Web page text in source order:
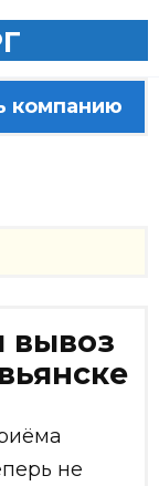
компанию
вывоз
не